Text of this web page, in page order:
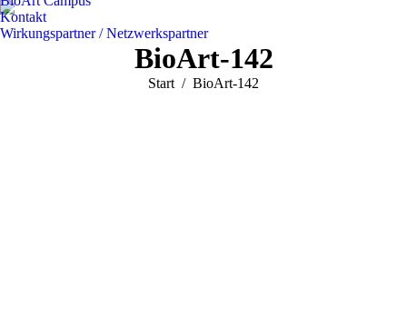
Kontakt
Wirkungspartner / Netzwerkspartner
BioArt-142
Sie befinden sich hier:
Start BioArt-142